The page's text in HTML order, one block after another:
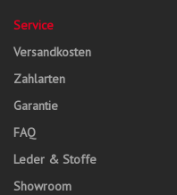
Service
Versandkosten
Zahlarten
Garantie
FAQ
Leder & Stoffe
Showroom